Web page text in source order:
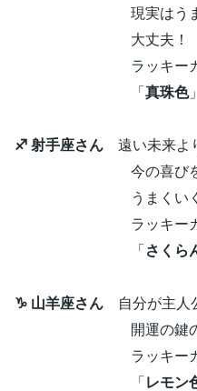
現実はうまく
大丈夫！
ラッキーカラー
「真珠色
♐ 射手座さん 遠い未来よ
今の喜びを大
うまくいく
ラッキーカラー
「さくら
♑ 山羊座さん 自分が主人
開運の鍵の
ラッキーカラー
「レモン